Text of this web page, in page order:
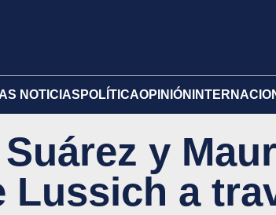
NOTICIAS POLÍTICAOPINIÓN
y
Lussich a